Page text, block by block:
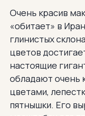
Очень красив
«обитает» в
глинистых
цветов
настоящие
обладают очень
цветами,
пятнышки. Его